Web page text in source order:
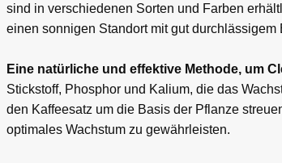
sind in verschiedenen Sorten und Farben
einen sonnigen Standort mit gut
Eine natürliche und effektive Methode, um
Stickstoff, Phosphor und Kalium, die das
den Kaffeesatz um die Basis der Pflanze
optimales Wachstum zu gewährleisten.